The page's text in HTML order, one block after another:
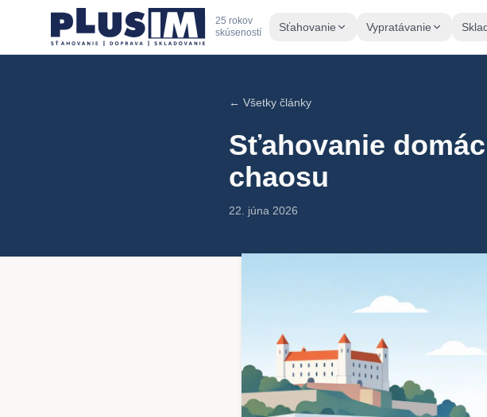
25 rokov
skúseností
Sťahovanie Vypratávanie
← Všetky články
Sťahovanie
chaosu
22. júna 2026